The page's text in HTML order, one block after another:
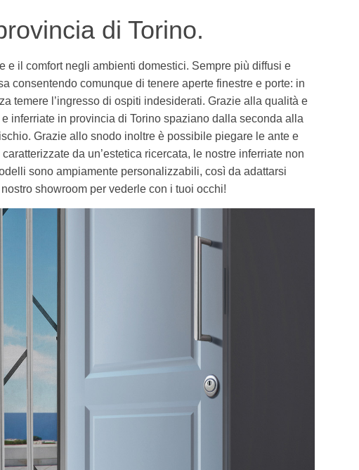
di Torino.
e il comfort negli ambienti domestici. Sempre più diffusi e
consentendo comunque di tenere aperte finestre e porte: in
temere l’ingresso di ospiti indesiderati. Grazie alla qualità e
inferriate in provincia di Torino spaziano dalla seconda alla
Grazie allo snodo inoltre è possibile piegare le ante e
da un’estetica ricercata, le nostre inferriate non
sono ampiamente personalizzabili, così da adattarsi
showroom per vederle con i tuoi occhi!